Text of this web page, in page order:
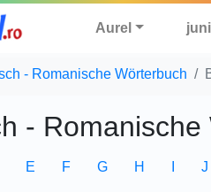
Aurel
- Romanische Wörterbuch
- Romanische
E F G H J